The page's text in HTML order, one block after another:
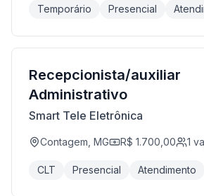
Temporário Presencial
Recepcionista/auxiliar
Administrativo
Smart Tele Eletrônica
Contagem, MG R$ 1.700,00 1
CLT Presencial Atendimento